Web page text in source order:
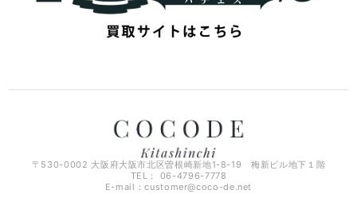
〒530-0002 大阪府大阪市北区曽根崎新地1-8-19 梅新ビル地下１階
TEL： 06-4796-7778
E-mail：customer@coco-de.net